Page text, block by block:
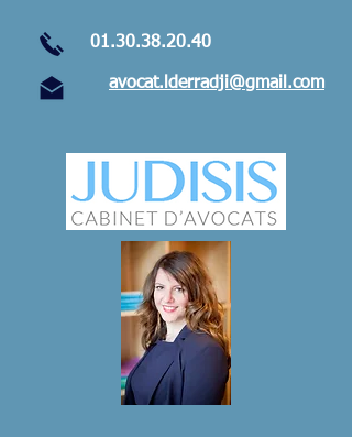
01.30.38.20.40
avocat.lderradji@gmail.com